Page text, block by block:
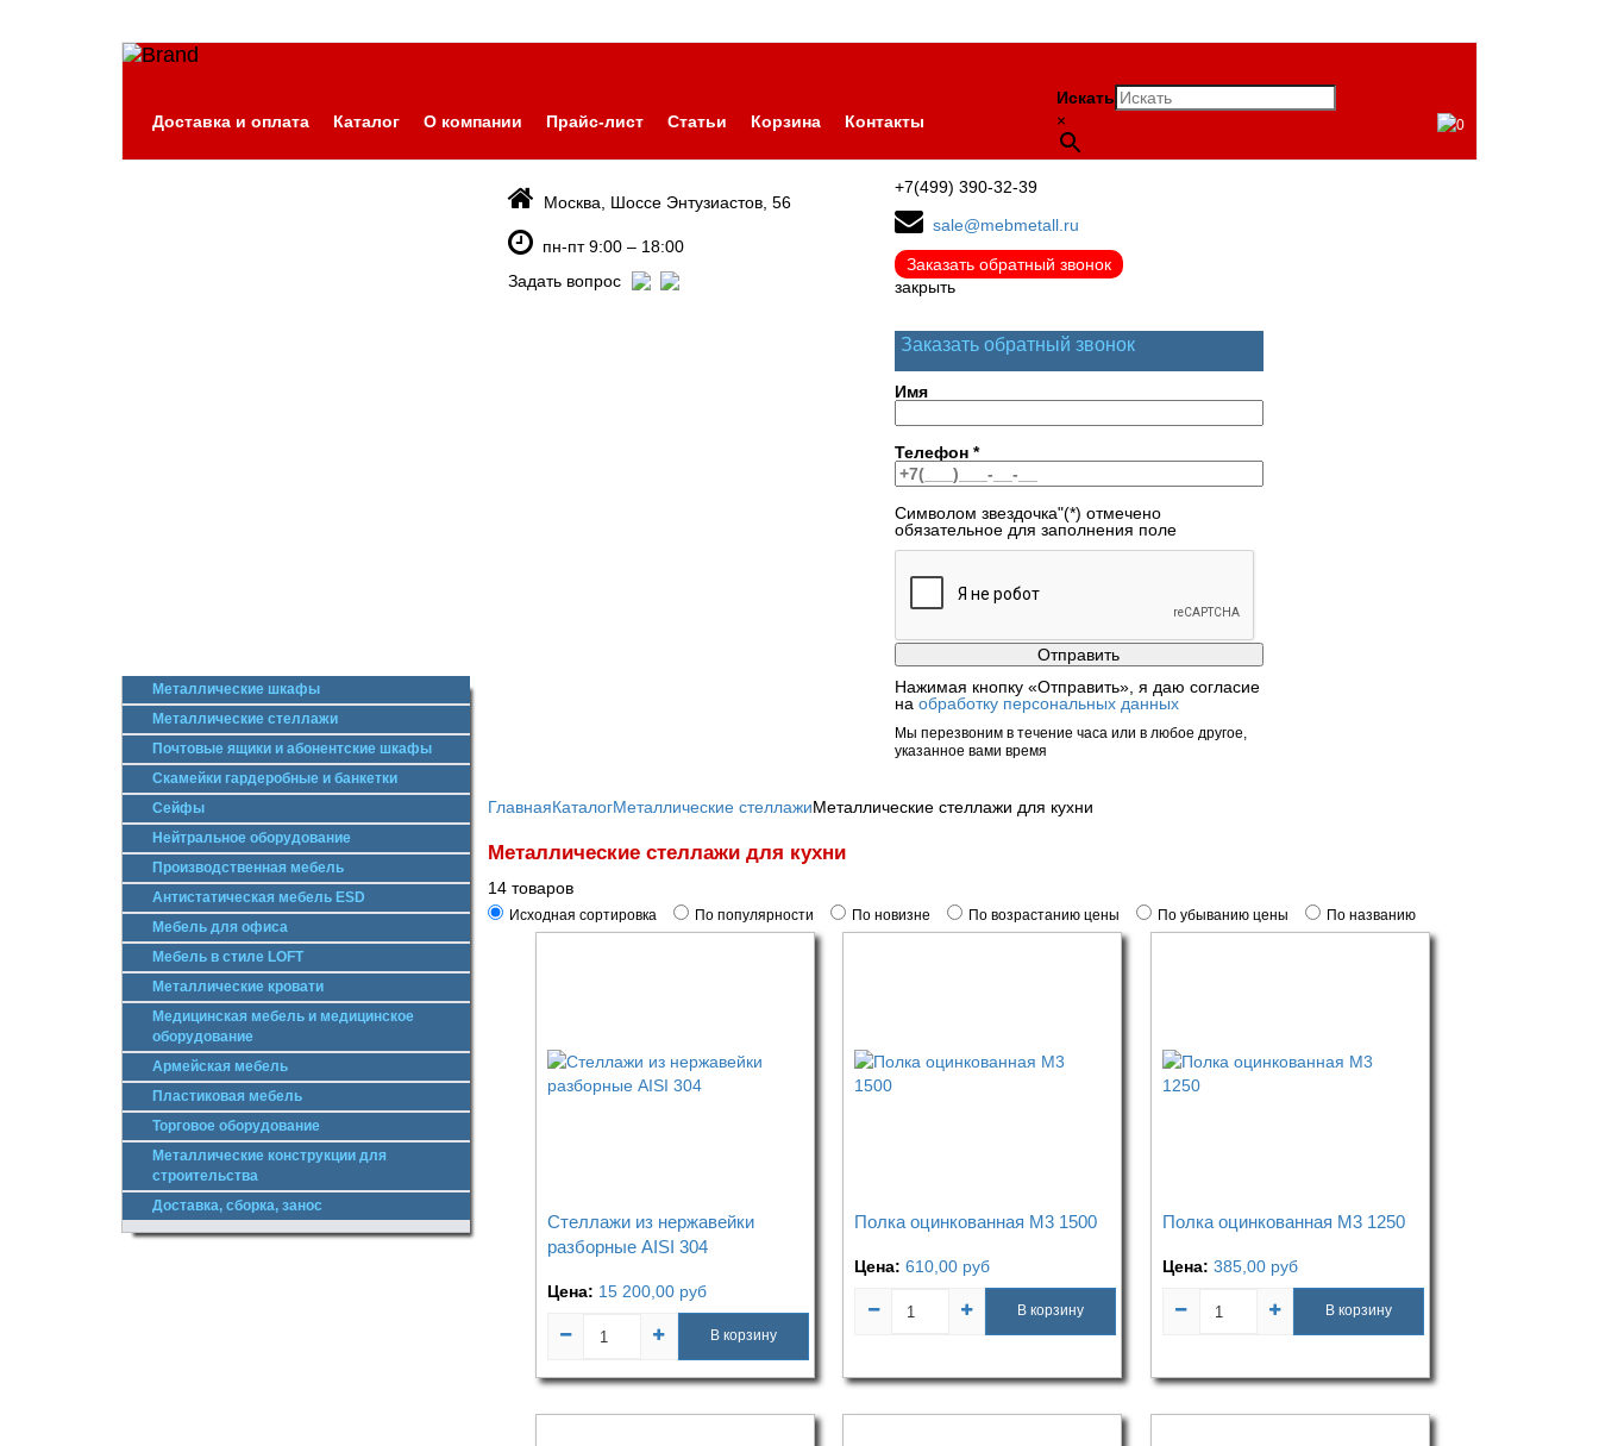
Доставка и оплата Каталог О компании Прайс-лист Статьи Корзина Контакты
Искать
×
0
Москва, Шоссе Энтузиастов, 56
пн-пт 9:00 – 18:00
Задать вопрос
+7(499) 390-32-39
sale@mebmetall.ru
Заказать обратный звонок
закрыть
Заказать обратный звонок
Имя
Телефон *
Символом звездочка"(*) отмечено
обязательное для заполнения поле
Нажимая кнопку «Отправить», я даю согласие
на обработку персональных данных
Мы перезвоним в течение часа или в любое другое,
указанное вами время
Металлические шкафы
Металлические стеллажи
Почтовые ящики и абонентские шкафы
Скамейки гардеробные и банкетки
Сейфы
Нейтральное оборудование
Производственная мебель
Антистатическая мебель ESD
Мебель для офиса
Мебель в стиле LOFT
Металлические кровати
Медицинская мебель и медицинское
оборудование
Армейская мебель
Пластиковая мебель
Торговое оборудование
Металлические конструкции для
строительства
Доставка, сборка, занос
ГлавнаяКаталогМеталлические стеллажиМеталлические стеллажи для кухни
Металлические стеллажи для кухни
14 товаров
Исходная сортировка По популярности По новизне По возрастанию цены По убыванию цены По названию
Стеллажи из нержавейки
разборные AISI 304
Цена: 15 200,00 руб
В корзину
Полка оцинкованная М3 1500
Цена:610,00 руб
В корзину
Полка оцинкованная М3 1250
Цена: 385,00 руб
В корзину